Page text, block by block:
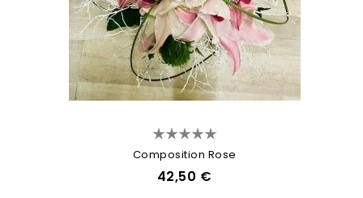
Composition Rose
42,50 €